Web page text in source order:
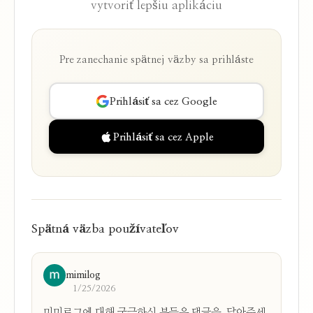
vytvoriť lepšiu aplikáciu
Pre zanechanie spätnej väzby sa prihláste
Prihlásiť sa cez Google
Prihlásiť sa cez Apple
Spätná väzba používateľov
mimilog
1/25/2026